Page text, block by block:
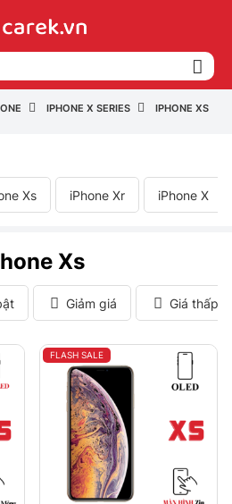
IPHONE X SERIES IPHONE XS
Xs iPhone Xr iPhone X
Xs
Giảm giá Giá thấp
FLASH SALE